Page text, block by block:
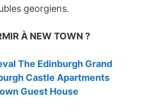
georgiens.
À NEW TOWN ?
The Edinburgh Grand
Castle Apartments
Guest House